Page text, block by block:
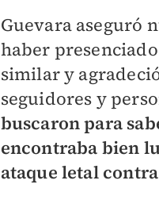
Guevara aseguró
haber
similar y
seguidores y
buscaron para
encontraba bien
ataque letal